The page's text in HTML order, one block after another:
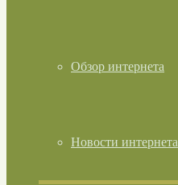
Обзор интернета
Новости интернета